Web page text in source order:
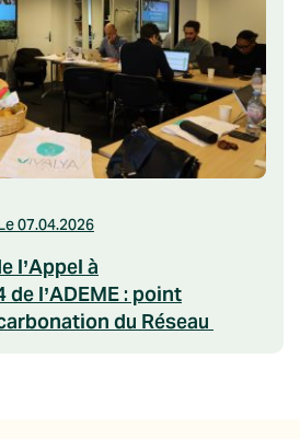
07.04.2026
l’Appel à
l’ADEME : point
du Réseau